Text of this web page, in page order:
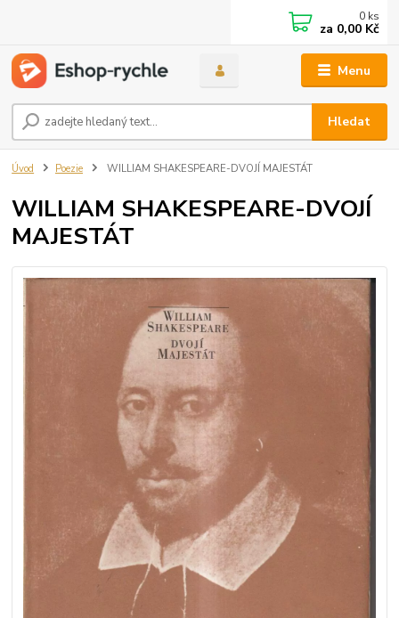
Menu
Hledat
0 ks
za 0,00 Kč
Úvod Poezie WILLIAM SHAKESPEARE-DVOJÍ MAJESTÁT
WILLIAM SHAKESPEARE-DVOJÍ
MAJESTÁT